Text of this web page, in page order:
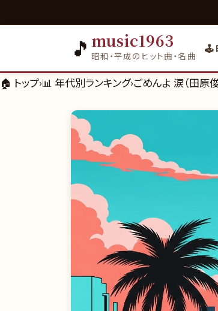
🎵 music1963
昭和・平成のヒット曲・名曲
🕹️
🏠 トップ›📊 年代別ランキング›ごめんよ 涙（田原